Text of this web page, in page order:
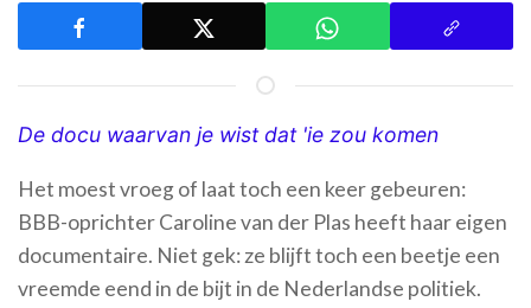
De docu waarvan je wist dat 'ie zou komen
Het moest vroeg of laat toch een keer gebeuren:
BBB-oprichter Caroline van der Plas heeft haar eigen
documentaire. Niet gek: ze blijft toch een beetje een
vreemde eend in de bijt in de Nederlandse politiek.